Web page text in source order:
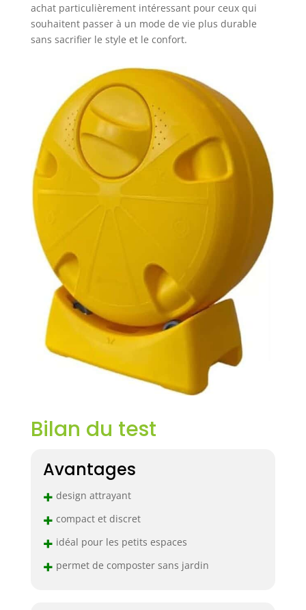
soutenons nos
efforts pour
réduire l'impact
et favoriser la
durabilité avec
notre éco-compost.
achat particulièrement intéressant pour ceux qui
souhaitent passer à un mode de vie plus durable
sans sacrifier le style et le confort.
Bilan du test
Avantages
+ design attrayant
+ compact et discret
+ idéal pour les petits espaces
+ permet de composter sans jardin